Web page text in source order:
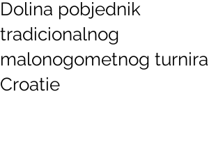
Dolina pobjednik
tradicionalnog
malonogometnog turnira
Croatie